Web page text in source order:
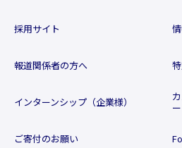
採用サイト
報道関係者の方へ
インターンシップ（企業様）
ご寄付のお願い
ー